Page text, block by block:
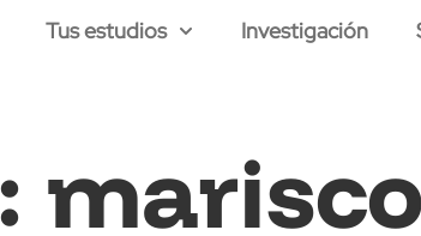
Tus estudios Investigación